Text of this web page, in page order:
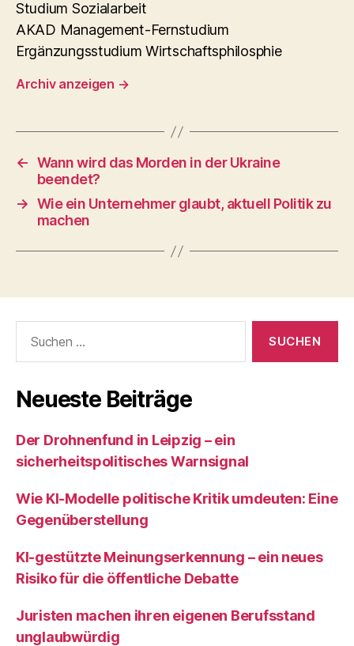
Studium Sozialarbeit
AKAD Management-Fernstudium
Ergänzungsstudium Wirtschaftsphilosphie
Archiv anzeigen →
← Wann wird das Morden in der Ukraine
beendet?
→ Wie ein Unternehmer glaubt, aktuell Politik zu
machen
nach:
Neueste Beiträge
Der Drohnenfund in Leipzig – ein
sicherheitspolitisches Warnsignal
Wie KI‑Modelle politische Kritik umdeuten: Eine
Gegenüberstellung
KI‑gestützte Meinungserkennung – ein neues
Risiko für die öffentliche Debatte
Juristen machen ihren eigenen Berufsstand
unglaubwürdig